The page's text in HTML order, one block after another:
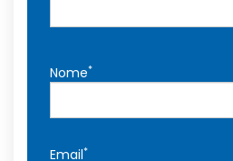
Nome*
Email*